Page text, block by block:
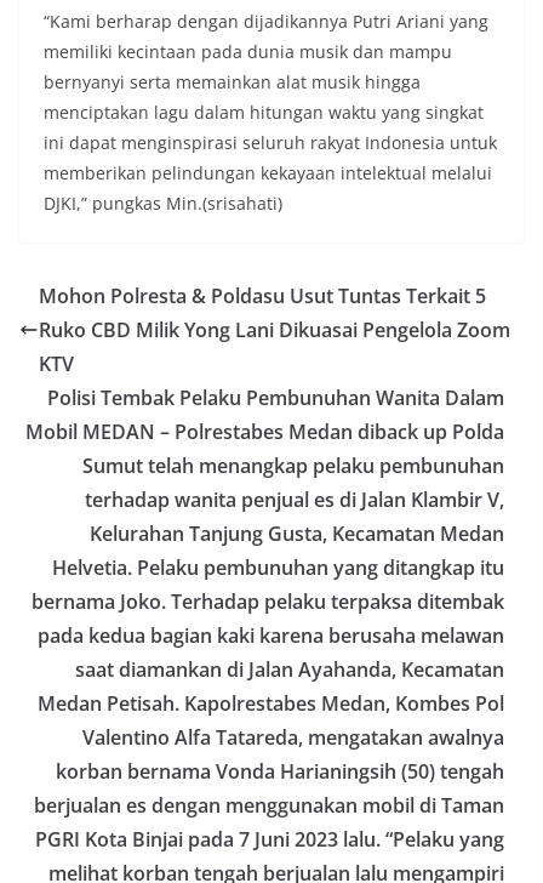
perjuangan para pahlawan yang telah merebut
kemerdekaan,” ujar Aiptu Muliyadi Suraukur saat
berdialog dengan warga.‎‎Ia juga menambahkan
agar warga memperhatikan kondisi bendera yang
akan dikibarkan, memastikan bendera dalam
keadaan bersih, tidak sobek, dan layak untuk
dikibarkan sebagai simbol kehormatan
negara.‎‎‎Selain menyampaikan imbauan terkait
bendera, kegiatan sambang DDS ini juga
(Kamtibmas) di lingkungan tempat tinggal warga.
Melalui interaksi langsung tersebut,
maupun hal-hal yang dapat mengganggu
kondusivitas wilayah, khususnya menjelang
perayaan HUT Kemerdekaan RI yang biasanya
diwarnai dengan berbagai kegiatan dan
keramaian warga.‎‎Dengan adanya deteksi dini ini,
diharapkan potensi gangguan keamanan dapat
diantisipasi sejak awal sehingga situasi di
Kelurahan Sunggal tetap terjaga aman, tertib,
dan kondusif hingga puncak perayaan HUT
Kemerdekaan RI berlangsung.‎‎Wujud Kedekatan
Polri dengan Masyarakat‎Kegiatan sambang Door
to Door System ini merupakan salah satu bentuk
implementasi program Polri Presisi yang
mengedepankan kehadiran dan kedekatan
personel Kepolisian dengan masyarakat. Melalui
kegiatan semacam ini, Bhabinkamtibmas tidak
hanya berperan sebagai penyampai informasi
dan imbauan, tetapi juga sebagai mitra
masyarakat dalam menjaga keamanan lingkungan
secara bersama-sama.‎‎Kehadiran
“Kami berharap dengan dijadikannya Putri Ariani yang
memiliki kecintaan pada dunia musik dan mampu
bernyanyi serta memainkan alat musik hingga
menciptakan lagu dalam hitungan waktu yang singkat
ini dapat menginspirasi seluruh rakyat Indonesia untuk
memberikan pelindungan kekayaan intelektual melalui
DJKI,” pungkas Min.(srisahati)
Mohon Polresta & Poldasu Usut Tuntas Terkait 5
Ruko CBD Milik Yong Lani Dikuasai Pengelola Zoom
KTV
Polisi Tembak Pelaku Pembunuhan Wanita Dalam
Mobil MEDAN – Polrestabes Medan diback up Polda
Sumut telah menangkap pelaku pembunuhan
terhadap wanita penjual es di Jalan Klambir V,
Kelurahan Tanjung Gusta, Kecamatan Medan
Helvetia. Pelaku pembunuhan yang ditangkap itu
bernama Joko. Terhadap pelaku terpaksa ditembak
pada kedua bagian kaki karena berusaha melawan
saat diamankan di Jalan Ayahanda, Kecamatan
Medan Petisah. Kapolrestabes Medan, Kombes Pol
Valentino Alfa Tatareda, mengatakan awalnya
korban bernama Vonda Harianingsih (50) tengah
berjualan es dengan menggunakan mobil di Taman
PGRI Kota Binjai pada 7 Juni 2023 lalu. “Pelaku yang
melihat korban tengah berjualan lalu mengampiri